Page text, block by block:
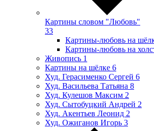
Картины словом "Любовь"
33
Картины-любовь на
Картины-любовь на
Живопись 1
Картины на шёлке 6
Худ. Герасименко Сергей 6
Худ. Васильева Татьяна 8
Худ. Кулешов Максим 2
Худ. Сытобуцкий Андрей 2
Худ. Акентьев Леонид 2
Худ. Ожиганов Игорь 3